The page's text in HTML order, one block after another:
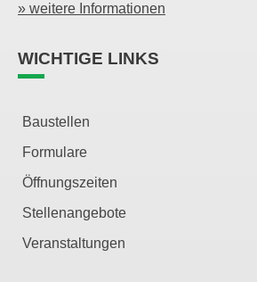
» weitere Informationen
WICHTIGE LINKS
Baustellen
Formulare
Öffnungszeiten
Stellenangebote
Veranstaltungen